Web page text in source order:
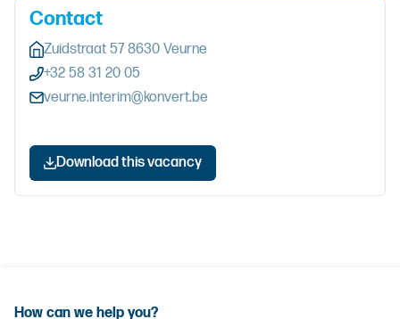
Contact
Zuidstraat 57 8630 Veurne
+32 58 31 20 05
veurne.interim@konvert.be
Download this vacancy
How can we help you?